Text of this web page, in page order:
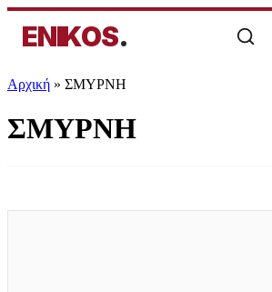
ENIKOS.
Αρχική » ΣΜΥΡΝΗ
ΣΜΥΡΝΗ